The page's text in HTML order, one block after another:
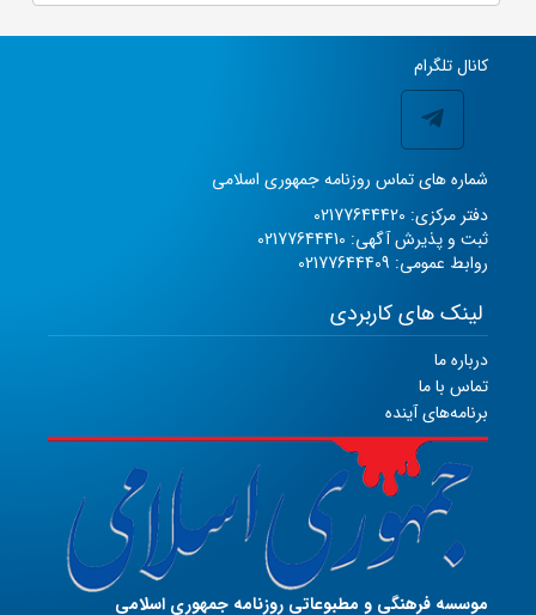
کانال تلگرام
شماره های تماس روزنامه جمهوری اسلامی
دفتر مرکزی: 02177644420
ثبت و پذیرش آگهی: 02177644410
روابط عمومی: 02177644409
لینک های کاربردی
درباره ما
تماس با ما
برنامه‌های آینده
موسسه فرهنگی و مطبوعاتی روزنامه جمهوری اسلامی